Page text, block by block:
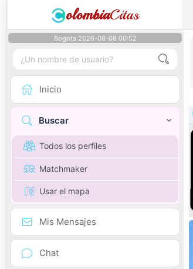
olombiaCitas
Bogota 2026-08-08 00:52
Inicio
Buscar
Todos los perfiles
Matchmaker
Usar el mapa
Mis Mensajes
Chat